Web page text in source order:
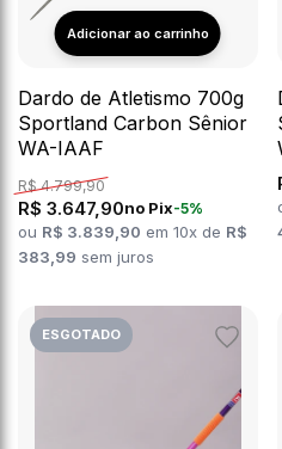
Dardo de Atletismo 700g
Sportland Carbon Sênior
WA-IAAF
R$ 4.799,90
R$ 3.647,90no Pix-5%
ou R$ 3.839,90 em 10x de R$
383,99 sem juros
ESGOTADO